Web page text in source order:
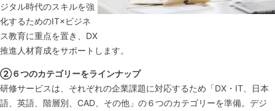
ジタル時代のスキルを強
化するためのIT×ビジネ
ス教育に重点を置き、DX
推進人材育成をサポートします。
②６つのカテゴリーをラインナップ
研修サービスは、それぞれの企業課題に対応するため「DX・IT、日本
語、英語、階層別、CAD、その他」の６つのカテゴリーを準備。デジ